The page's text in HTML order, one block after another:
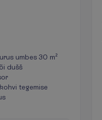
umbes 30 m²
dušš
tegemise